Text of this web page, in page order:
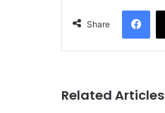
Share
Related Articles